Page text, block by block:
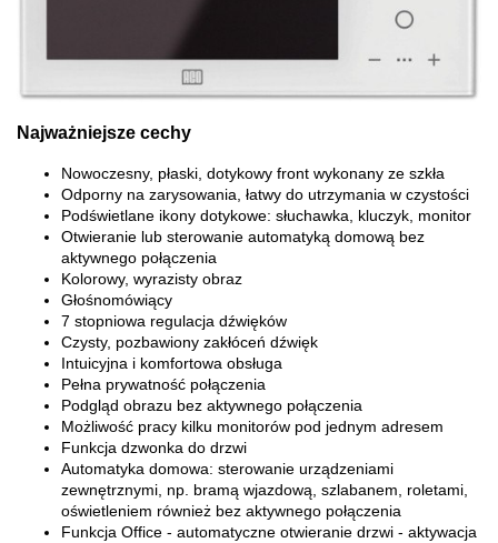
Najważniejsze cechy
Nowoczesny, płaski, dotykowy front wykonany ze szkła
Odporny na zarysowania, łatwy do utrzymania w czystości
Podświetlane ikony dotykowe: słuchawka, kluczyk, monitor
Otwieranie lub sterowanie automatyką domową bez
aktywnego połączenia
Kolorowy, wyrazisty obraz
Głośnomówiący
7 stopniowa regulacja dźwięków
Czysty, pozbawiony zakłóceń dźwięk
Intuicyjna i komfortowa obsługa
Pełna prywatność połączenia
Podgląd obrazu bez aktywnego połączenia
Możliwość pracy kilku monitorów pod jednym adresem
Funkcja dzwonka do drzwi
Automatyka domowa: sterowanie urządzeniami
zewnętrznymi, np. bramą wjazdową, szlabanem, roletami,
oświetleniem również bez aktywnego połączenia
Funkcja Office - automatyczne otwieranie drzwi - aktywacja